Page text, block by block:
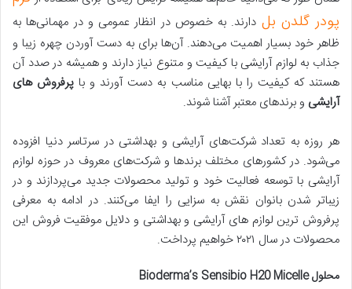
پودر گلدن بل دارند. به خصوص در انظار عمومی و در مهمانی‌ها به
ظاهر خود بسیار اهمیت می‌دهند. آن‌ها برای به دست آوردن چهره زیبا و
جذاب به لوازم آرایشی با کیفیت و متنوع نیاز دارند و همیشه در صدد آن
هستند که کیفیت را با بهایی مناسب به دست آورند و با پرفروش ‌های
آرایشی و برندهای معتبر آشنا شوند.
هر روزه به تعداد شرکت‌های آرایشی و بهداشتی در سرتاسر دنیا افزوده
می‌شود. در کشورهای مختلف برندها و شرکت‌های معروف در حوزه لوازم
آرایشی با توسعه فعالیت خود و تولید محصولات جدید می‌پردازند و در
زیباتر شدن بانوان نقش به سزایی را ایفا می‌کنند. در ادامه به معرفی
پرفروش ترین لوازم های آرایشی و بهداشتی و دلایل موفقیت فروش این
محصولات در سال ۲۰۲۱ خواهیم پرداخت.
محلول Bioderma’s Sensibio H20 Micelle